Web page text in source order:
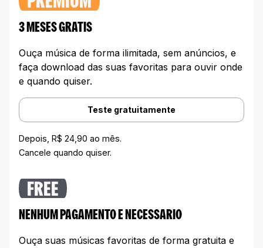
3 MESES GRATIS
Ouça música de forma ilimitada, sem anúncios, e
faça download das suas favoritas para ouvir onde
e quando quiser.
Teste gratuitamente
Depois, R$ 24,90 ao mês.
Cancele quando quiser.
FREE
NENHUM PAGAMENTO E NECESSARIO
Ouça suas músicas favoritas de forma gratuita e